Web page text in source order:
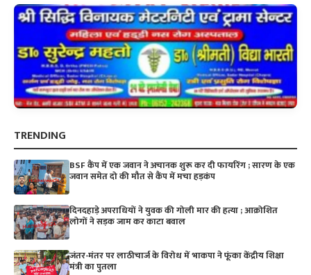
TRENDING
BSF कैंप में एक जवान ने अचानक शुरू कर दी फायरिंग ; सारण के एक
जवान समेत दो की मौत से कैंप में मचा हड़कंप
दिनदहाड़े अपराधियों ने युवक की गोली मार की हत्या ; आक्रोशित
लोगों ने सड़क जाम कर काटा बवाल
जंतर-मंतर पर लाठीचार्ज के विरोध में भाकपा ने फूंका केंद्रीय शिक्षा
मंत्री का पुतला